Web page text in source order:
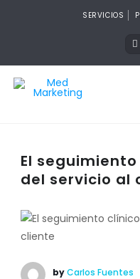
SERVICIOS
El
del servicio al
byCarlos Fuentes